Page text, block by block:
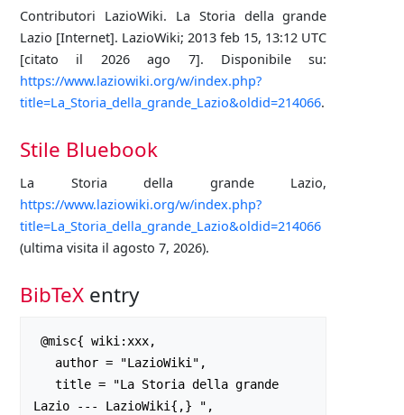
Contributori LazioWiki. La Storia della grande
Lazio [Internet]. LazioWiki; 2013 feb 15, 13:12 UTC
[citato il 2026 ago 7]. Disponibile su:
https://www.laziowiki.org/w/index.php?
title=La_Storia_della_grande_Lazio&oldid=214066.
Stile Bluebook
La Storia della grande Lazio,
https://www.laziowiki.org/w/index.php?
title=La_Storia_della_grande_Lazio&oldid=214066
(ultima visita il agosto 7, 2026).
BibTeX entry
Lazio --- LazioWiki{,} ",